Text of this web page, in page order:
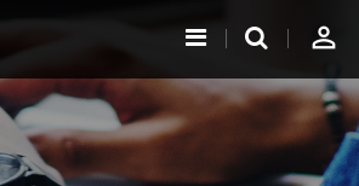
person_outline